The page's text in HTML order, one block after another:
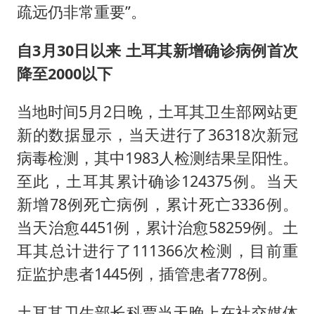
疏远仍非常重要”。
自3月30日以来 土耳其新增确诊病例首次
降至2000以下
当地时间5月2日晚，土耳其卫生部网站更
新的数据显示，当天进行了36318次新冠
病毒检测，其中1983人检测结果呈阳性。
至此，土耳其累计确诊124375例。当天
新增78例死亡病例，累计死亡3336例。
当天治愈4451例，累计治愈58259例。土
耳其总计进行了111366次检测，目前重
症监护患者1445例，插管患者778例。